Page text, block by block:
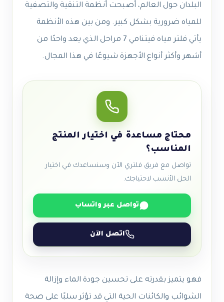
البلدان حول العالم، أصبحت أنظمة التنقية والتصفية
للمياه ضرورية بشكل كبير. ومن بين هذه الأنظمة
يأتي فلتر مياه فيتنامي 7 مراحل الذي يعد واحدًا من
أشهر وأكثر أنواع الأجهزة شيوعًا في هذا المجال.
محتاج مساعدة في اختيار المنتج
المناسب؟
تواصل مع فريق فلتري الآن وسنساعدك في اختيار
الحل الأنسب لاحتياجك.
تواصل عبر واتساب
اتصل الآن
فهو يتميز بقدرته على تحسين جودة الماء وإزالة
الشوائب والكائنات الحية التي قد تؤثر سلبًا على صحة